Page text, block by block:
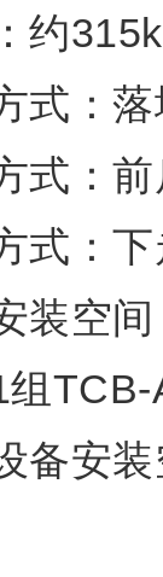
：落
：前
：下
空间
安装